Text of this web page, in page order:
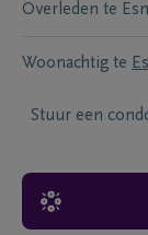
Overleden te
Woonachtig te
Stuur een